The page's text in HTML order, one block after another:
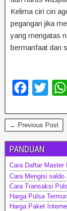
Kelima ciri ciri
pegangan jika
yang mengatas
bermanfaat dan
F
c
e
b
o
o
k
T
tt
er
← Previous Post
PANDUAN
Cara Daftar Master
Cara Mengisi saldo
Cara Transaksi
Harga Pulsa
Harga Paket